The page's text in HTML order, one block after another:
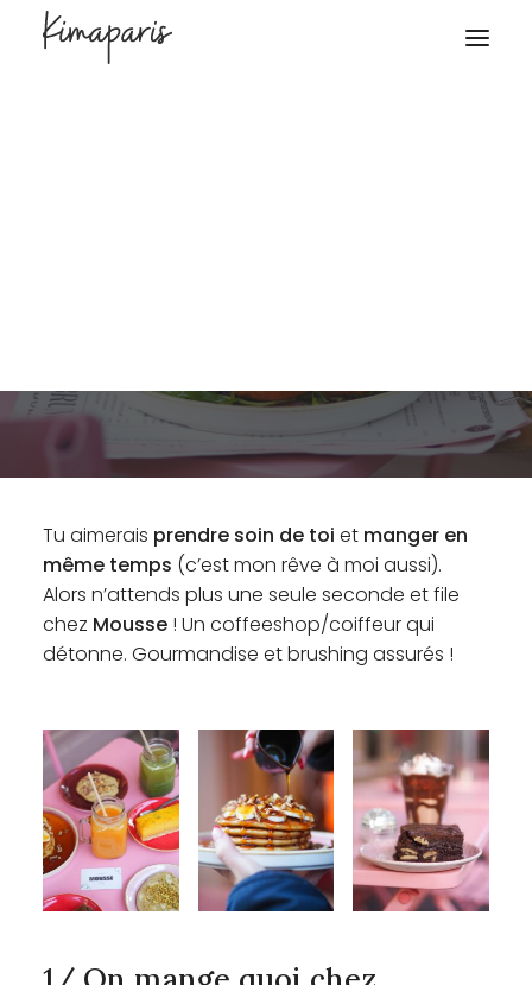
Tu aimerais prendre soin de toi et manger en
même temps (c’est mon rêve à moi aussi).
Alors n’attends plus une seule seconde et file
chez Mousse ! Un coffeeshop/coiffeur qui
détonne. Gourmandise et brushing assurés !